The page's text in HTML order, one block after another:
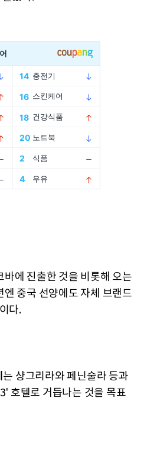
에 진출한 것을 비롯해 오는
중국 선양에도 자체 브랜드
다.
샹그리라와 페닌술라 등과
호텔로 거듭나는 것을 목표